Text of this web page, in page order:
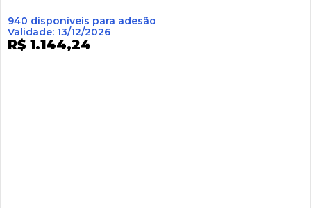
940 disponíveis para adesão
Validade: 13/12/2026
R$ 1.144,24